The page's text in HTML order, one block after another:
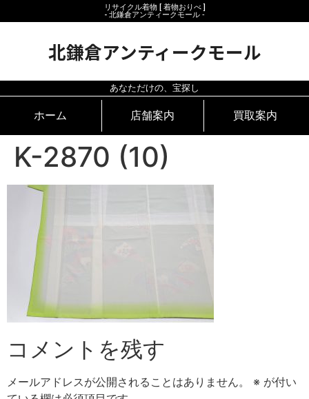
リサイクル着物 [ 着物おりべ ]
- 北鎌倉アンティークモール ‐
北鎌倉アンティークモール
あなただけの、宝探し
ホーム 店舗案内 買取案内
K-2870 (10)
コメントを残す
メールアドレスが公開されることはありません。 ※ が付い